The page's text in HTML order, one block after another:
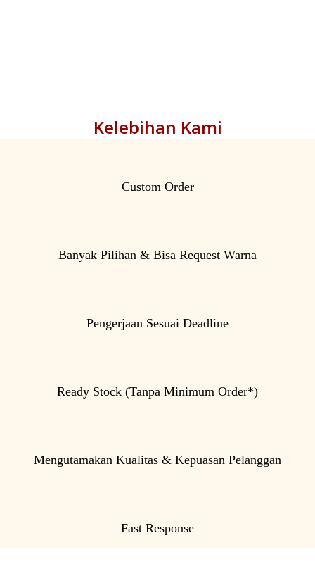
Kelebihan Kami
Custom Order
Banyak Pilihan & Bisa Request Warna
Pengerjaan Sesuai Deadline
Ready Stock (Tanpa Minimum Order*)
Mengutamakan Kualitas & Kepuasan Pelanggan
Fast Response